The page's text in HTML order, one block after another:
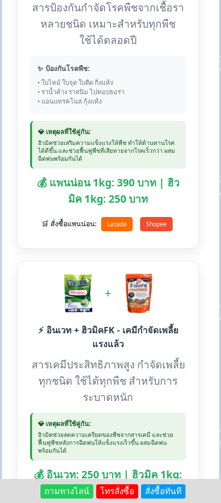
สารป้องกันกำจัดโรคพืชจากเชื้อรา
หลายชนิด เหมาะสำหรับทุกพืช
ใช้ได้ตลอดปี
✨ ป้องกันโรคพืช:
• ใบไหม้ ใบจุด ใบติด กิ่งแห้ง
• ราน้ำค้าง ราสนิม ไปทอปธอร่า
• แอนแทรคโนส กุ้งแห้ง
💎 เหตุผลที่ใช้คู่กัน:
ฮิวมิคช่วยเสริมความแข็งแรงให้พืช ทำให้ต้านทานโรค
ได้ดีขึ้น และช่วยฟื้นฟูพืชที่เสียหายจากโรคเร็วกว่า ผสม
ฉีดพ่นพร้อมกันได้
💰 แพนน่อน 1kg: 390 บาท | ฮิว
มิค 1kg: 250 บาท
🛒 สั่งซื้อแพนน่อน: Lazada Shopee
+
⚡ อินเวท + ฮิวมิคFK - เคมีกำจัดเพลี้ย
แรงแล้ว
สารเคมีประสิทธิภาพสูง กำจัดเพลี้ย
ทุกชนิด ใช้ได้ทุกพืช สำหรับการ
ระบาดหนัก
💎 เหตุผลที่ใช้คู่กัน:
ฮิวมิคช่วยลดความเครียดของพืชจากสารเคมี และช่วย
ฟื้นฟูพืชหลังการฉีดพ่นให้แข็งแรงเร็วขึ้น ผสมฉีดพ่น
พร้อมกันได้
💰 อินเวท: 250 บาท | ฮิวมิค 1kg:
250 บาท
ถามทางไลน์ โทรสั่งซื้อ สั่งซื้อทันที